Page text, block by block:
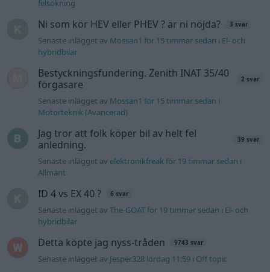
felsökning
Ni som kör HEV eller PHEV ? är ni nöjda? 3 svar
Senaste inlägget av Mossan1 för 15 timmar sedan i El- och
hybridbilar
Bestyckningsfundering. Zenith INAT 35/40
förgasare
2 svar
Senaste inlägget av Mossan1 för 15 timmar sedan i
Motorteknik (Avancerad)
Jag tror att folk köper bil av helt fel
anledning.
39 svar
Senaste inlägget av elektronikfreak för 19 timmar sedan i
Allmänt
ID 4 vs EX 40 ? 6 svar
Senaste inlägget avThe-GOAT för 19 timmar sedan i El- och
hybridbilar
Detta köpte jag nyss-tråden 9743 svar
Senaste inlägget av Jesper328 lördag 11:59 i Off topic